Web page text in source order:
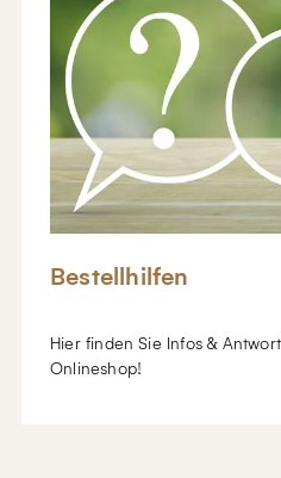
Bestellhilfen
Hier finden Sie Infos &
Onlineshop!